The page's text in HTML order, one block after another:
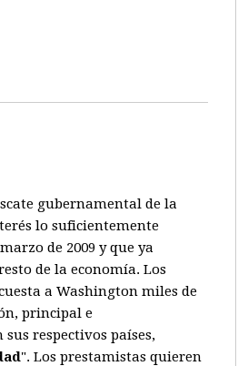
gubernamental de la
lo suficientemente
de 2009 y que ya
de la economía. Los
a Washington miles de
principal e
respectivos países,
". Los prestamistas quieren